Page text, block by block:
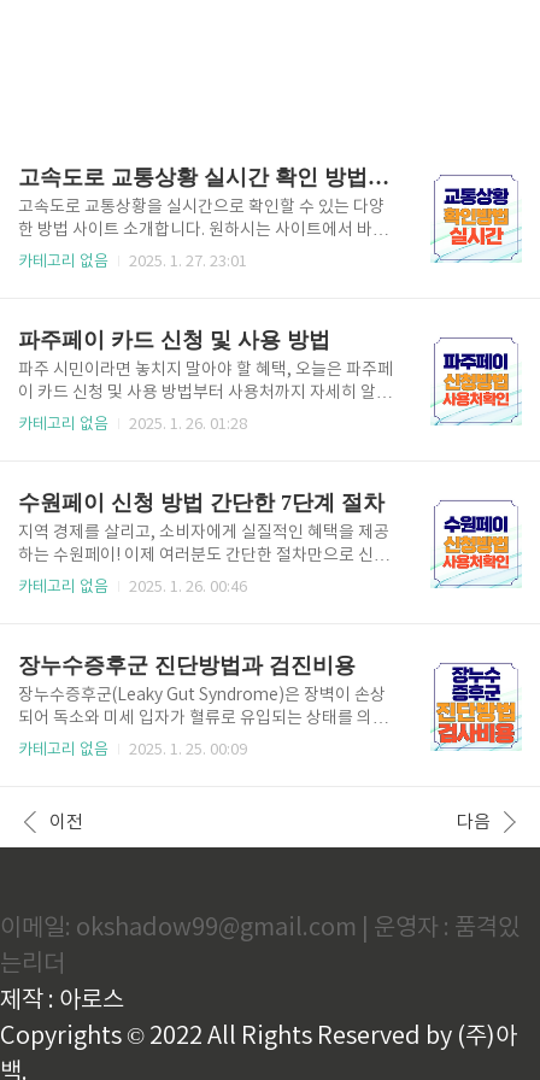
고속도로 교통상황 실시간 확인 방법 사이트
고속도로 교통상황을 실시간으로 확인할 수 있는 다양
한 방법 사이트 소개합니다. 원하시는 사이트에서 바로
확인해 보세요. 실시간 교통상황 확인하기 1. 한국도로
CCTV보기 실시간 지도 : 구간별 교통 상황을 색깔로 표
시하여 정체, 원활 상태를 쉽게 확인 가능CCTV 영상 스
트리밍 : 주요 구간의 도로 상황을 실시간으로 확인예상
소요 시간 : 목적지까지의 예상 이동 시간을 보여주며
대체 경로를 추천활용 방법 : 로드플러스 앱이나 웹사이
도로의..
카테고리 없음 2025. 1. 27. 23:01
파주페이 카드 신청 및 사용 방법
파주 시민이라면 놓치지 말아야 할 혜택, 오늘은 파주페
이 카드 신청 및 사용 방법부터 사용처까지 자세히 알아
보겠습니다. 이 글을 참고해 파주페이를 제대로 활용하
통해 손쉽게 신청할 수 있습니다. 아래 단계에 따라 진
행해 보세요. 파주페이 카드 신청하기 앱 설치 : Googl
e Play 또는 App Store에서 ‘경기지역화폐’ 앱을 다운
로드합니다.회원 등록 : 앱을 실행한 후 본인 인증을 거
쳐 회원 가입을 완료합니다.카드 신청 : 앱 내 ‘파주시 카
카테고리 없음 2025. 1. 26. 01:28
수원페이 신청 방법 간단한 7단계 절차
지역 경제를 살리고, 소비자에게 실질적인 혜택을 제공
하는 수원페이! 이제 여러분도 간단한 절차만으로 신청
하여 더 많은 혜택을 누려보세요. 지금 바로 수원페이를
을 통해 간단하게 진행할 수 있습니다. 아래 단계별 절
차를 따라 신청해 보세요. 1) 앱 설치 Google Play 또
는 App Store에서 "경기지역화폐" 앱을 다운로드합니
다. 수원페이 앱설치 다운로드 2) 회원 등록 앱을 실행
한 후 본인 인증을 통해 회원 가입을 완료합니다. 3) 카
발급을 요청합니다. 수원페이 카드신청하기 4) ..
카테고리 없음 2025. 1. 26. 00:46
장누수증후군 진단방법과 검진비용
장누수증후군(Leaky Gut Syndrome)은 장벽이 손상
되어 독소와 미세 입자가 혈류로 유입되는 상태를 의미
합니다. 이로 인해 다양한 건강 문제, 특히 면역계의 이
서 정확한 진단이 매우 중요합니다. 이번 글에서는 장누
수증후군을 진단하는 방법에 대해 자세히 살펴보겠습
는 첫 번째 단서가 됩니다. 일반적인 증상으로는 소화
불량, 복부 팽만감, 만성 피로, 두통, 피부 발진, 그리고
면역력 저하 등이 있습니다. 이러한 증상은 다른 여러
질환과 ..
카테고리 없음 2025. 1. 25. 00:09
이전 다음
이메일: okshadow99@gmail.com | 운영자 : 품격있
는리더
제작 : 아로스
Copyrights © 2022 All Rights Reserved by (주)아
백.